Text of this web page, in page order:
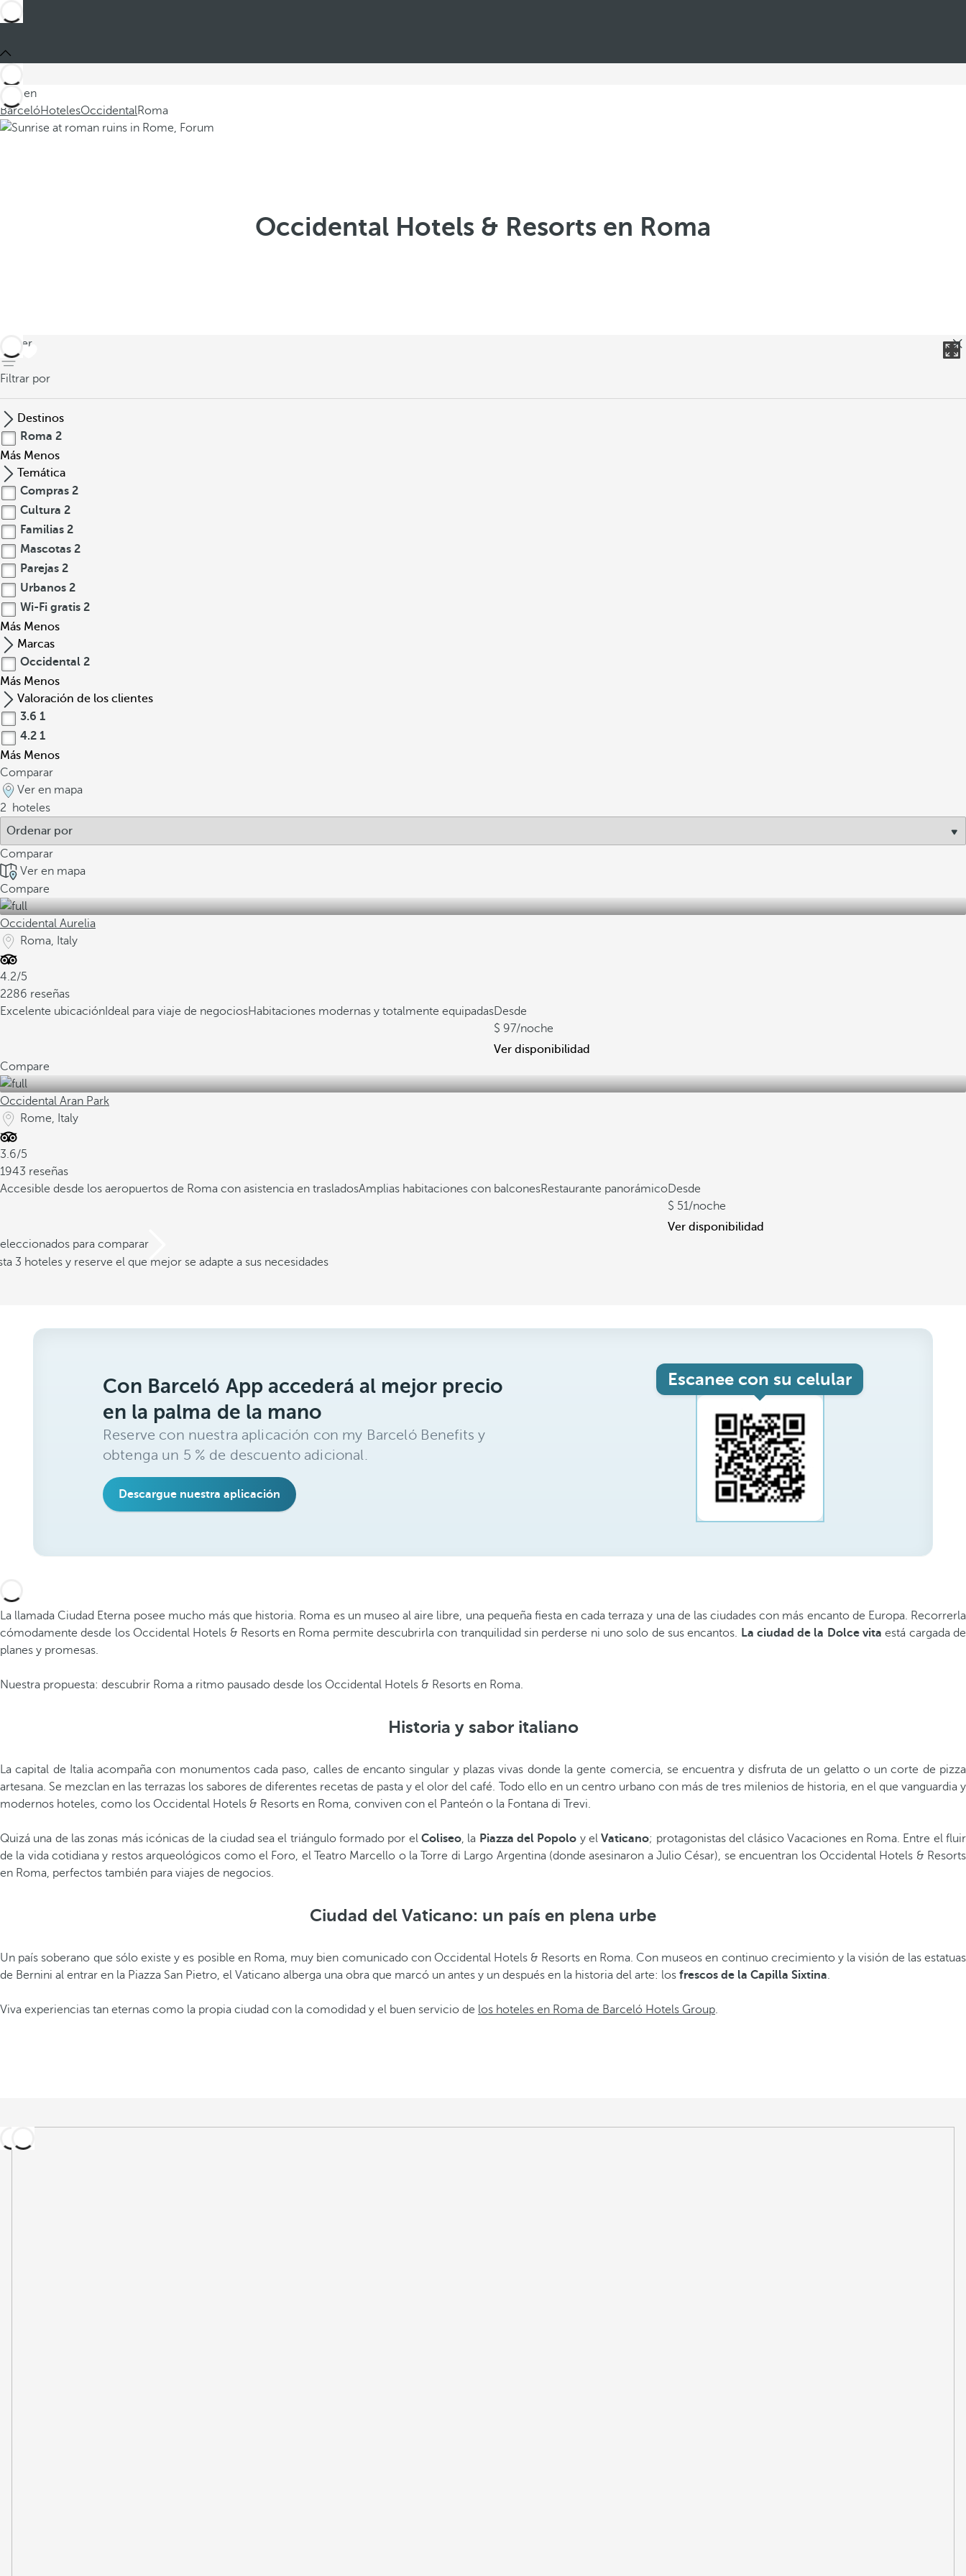
Está en
BarcelóHotelesOccidentalRoma
Occidental Hotels & Resorts en Roma
volver
Filtrar por
Destinos
Roma 2
Más Menos
Temática
Compras 2
Cultura 2
Familias 2
Mascotas 2
Parejas 2
Urbanos 2
Wi-Fi gratis 2
Más Menos
Marcas
Occidental 2
Más Menos
Valoración de los clientes
3.6 1
4.2 1
Más Menos
Comparar
Ver en mapa
2
hoteles
Comparar
Ver en mapa
Compare
Occidental Aurelia
Roma, Italy
4.2/5
2286 reseñas
Excelente ubicación Ideal para viaje de negociosHabitaciones modernas y totalmente equipadasDesde
97/noche
Ver disponibilidad
Compare
Occidental Aran Park
Rome, Italy
3.6/5
1943 reseñas
Accesible desde los aeropuertos de Roma con asistencia en trasladosAmplias habitaciones con balconesRestaurante panorámicoDesde
51/noche
Ver disponibilidad
para comparar
3 hoteles y reserve el que mejor se adapte a sus necesidades
Con Barceló App accederá al mejor precio
en la palma de la mano
Reserve con nuestra aplicación con my Barceló Benefits y
obtenga un 5 % de descuento adicional.
Descargue nuestra aplicación
Escanee con su celular
La llamada Ciudad Eterna posee mucho más que historia. Roma es un museo al aire libre, una pequeña fiesta en cada terraza y una de las ciudades con más encanto de Europa. Recorrerla
cómodamente desde los Occidental Hotels & Resorts en Roma permite descubrirla con tranquilidad sin perderse ni uno solo de sus encantos. La ciudad de la Dolce vitaestá cargada de
planes y promesas.
Nuestra propuesta: descubrir Roma a ritmo pausado desde los Occidental Hotels & Resorts en Roma.
Historia y sabor italiano
La capital de Italia acompaña con monumentos cada paso, calles de encanto singular y plazas vivas donde la gente comercia, se encuentra y disfruta de un gelatto o un corte de pizza
artesana. Se mezclan en las terrazas los sabores de diferentes recetas de pasta y el olor del café. Todo ello en un centro urbano con más de tres milenios de historia, en el que vanguardia y
modernos hoteles, como los Occidental Hotels & Resorts en Roma, conviven con el Panteón o la Fontana di Trevi.
Quizá una de las zonas más icónicas de la ciudad sea el triángulo formado por el Coliseo, la Piazza del Popolo y elVaticano; protagonistas del clásico Vacaciones en Roma. Entre el fluir
de la vida cotidiana y restos arqueológicos como el Foro, el Teatro Marcello o la Torre di Largo Argentina (donde asesinaron a Julio César), se encuentran los Occidental Hotels & Resorts
en Roma, perfectos también para viajes de negocios.
Ciudad del Vaticano: un país en plena urbe
Un país soberano que sólo existe y es posible en Roma, muy bien comunicado con Occidental Hotels & Resorts en Roma. Con museos en continuo crecimiento y la visión de las estatuas
de Bernini al entrar en la Piazza San Pietro, el Vaticano alberga una obra que marcó un antes y un después en la historia del arte: los frescos de la Capilla Sixtina.
Viva experiencias tan eternas como la propia ciudad con la comodidad y el buen servicio de los hoteles en Roma de Barceló Hotels Group.